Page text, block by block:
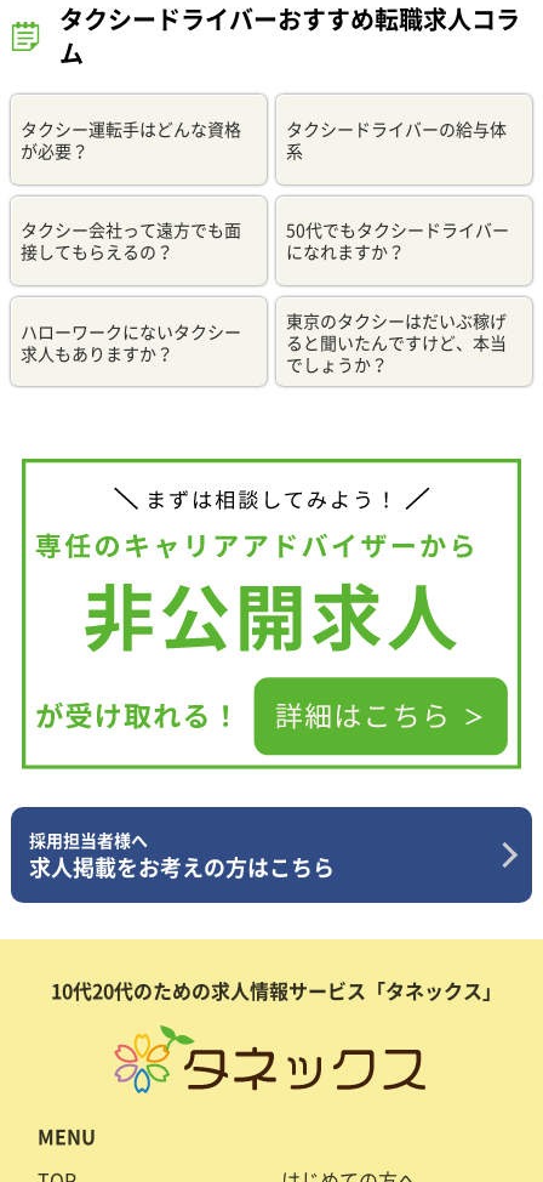
タクシードライバーおすすめ転職求人コラ
ム
タクシー運転手はどんな資格
が必要？
タクシードライバーの給与体
系
タクシー会社って遠方でも面
接してもらえるの？
50代でもタクシードライバー
になれますか？
ハローワークにないタクシー
求人もありますか？
東京のタクシーはだいぶ稼げ
ると聞いたんですけど、本当
でしょうか？
採用担当者様へ
求人掲載をお考えの方はこちら
10代20代のための求人情報サービス「タネックス」
MENU